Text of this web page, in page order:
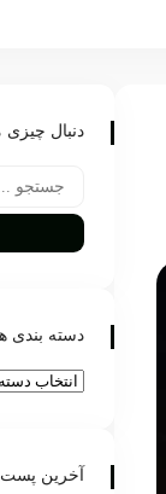
دنبال
دسته بندی
آخرین پست